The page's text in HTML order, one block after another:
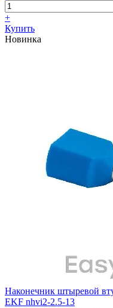
+
Купить
Новинка
Наконечник штыревой
EKF nhvi2-2.5-13